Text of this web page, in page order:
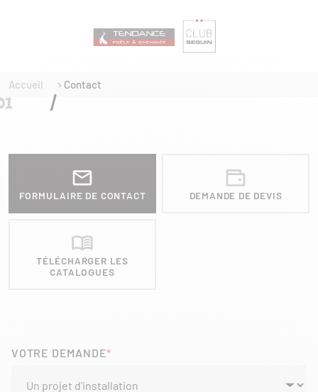
Accueil Contact
FORMULAIRE DE CONTACT DEMANDE DE DEVIS
TÉLÉCHARGER LES
CATALOGUES
VOTRE DEMANDE